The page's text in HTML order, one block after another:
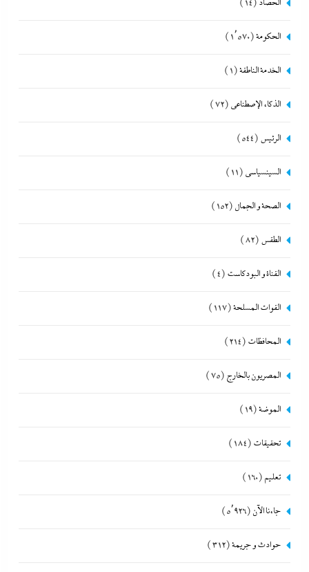
الحصاد (14)
الحكومة(1٬570)
الخدمة الناطقة(1)
الذكاء الإصطناعي (72)
الرئيس (544)
السينسياسي (11)
الصحة و الجمال (152)
الطقس (82)
القناة و البودكاست (4)
القوات المسلحة(117)
المحافظات (214)
المصريون بالخارج (75)
الموضة(19)
تحقيقات (184)
تعليم (160)
جاءنا الآن (5٬926)
حوادث و جريمة(312)